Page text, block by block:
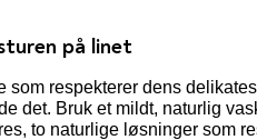
på linet
som respekterer dens
det. Bruk et mildt, naturlig
to naturlige løsninger som